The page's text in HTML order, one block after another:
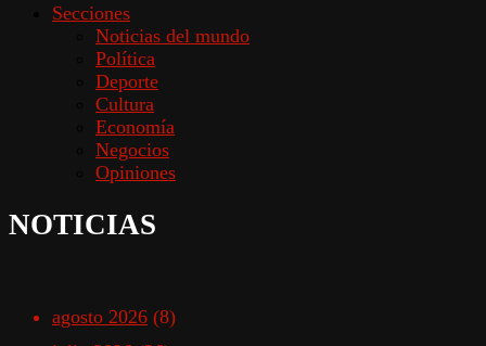
Secciones
Noticias del mundo
Política
Deporte
Cultura
Economía
Negocios
Opiniones
NOTICIAS
agosto 2026 (8)